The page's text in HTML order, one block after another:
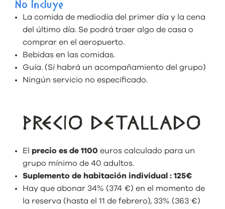
No Incluye
La comida de mediodía del primer día y la cena
del último día. Se podrá traer algo de casa o
comprar en el aeropuerto.
Bebidas en las comidas.
Guía. (Sí habrá un acompañamiento del grupo)
Ningún servicio no especificado.
PRECIO DETALLADO
El precio es de 1100 euros calculado para un
grupo mínimo de 40 adultos.
Suplemento de habitación individual : 125€
Hay que abonar 34% (374 €) en el momento de
la reserva (hasta el 11 de febrero), 33% (363 €)